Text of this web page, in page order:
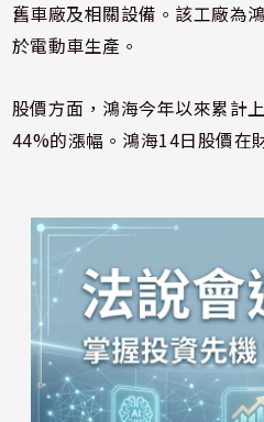
舊車廠及相關設備。該工廠為
於電動車生產。
股價方面，鴻海今年以來累計
44%的漲幅。鴻海14日股價在